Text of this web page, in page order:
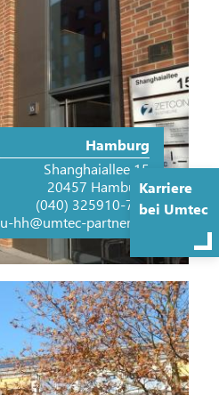
Hamburg
Shanghaiallee 15
20457 Hamburg
(040) 325910-750
u-hh@umtec-partner.de
Karriere
bei Umtec